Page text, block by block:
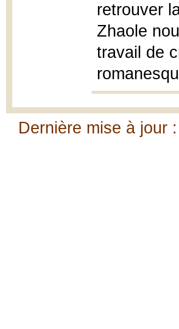
retrouver
Zhaole
travail de
Dernière mise à jour